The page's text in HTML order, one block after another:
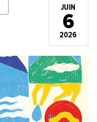
JUIN
6
2026